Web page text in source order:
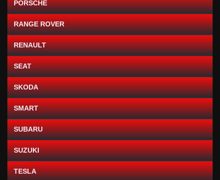
PORSCHE
RANGE ROVER
RENAULT
SEAT
SKODA
SMART
SUBARU
SUZUKI
TESLA